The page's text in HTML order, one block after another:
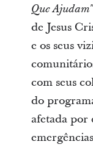
Que Ajudam"
de Jesus
e os seus
com seus
do
afetada por